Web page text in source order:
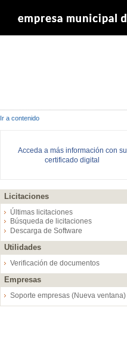
Ir a contenido
Acceda a más información con su
certificado digital
Licitaciones
Últimas licitaciones
Búsqueda de licitaciones
Descarga de Software
Utilidades
Verificación de documentos
Empresas
Soporte empresas (Nueva ventana)